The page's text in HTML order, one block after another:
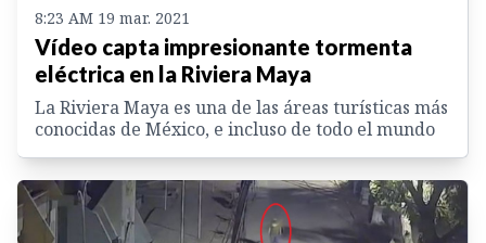
8:23 AM 19 mar. 2021
Vídeo capta impresionante tormenta
eléctrica en la Riviera Maya
La Riviera Maya es una de las áreas turísticas más
conocidas de México, e incluso de todo el mundo